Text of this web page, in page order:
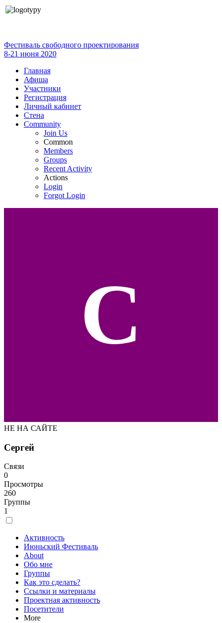
Фестиваль свободного проектирования
8-21 июня 2020
Главная
Афиша
Участники
Регистрация
Личный кабинет
Стена
Community
Join Us
Common
Members
Groups
Recent Activity
Actions
Login
Forgot Login
С
НЕ НА САЙТЕ
Сергей
Связи
0
Просмотры
260
Группы
1
Активность
Июньский Фестиваль
About
Обо мне
Группы
Как это сделать?
Ссылки и материалы
Проектная активность
Посетители
More